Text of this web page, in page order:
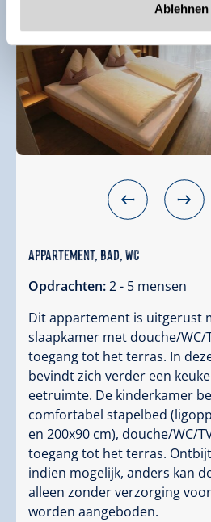
Ablehnen
Appartement, bad, WC
Opdrachten:2 - 5 mensen
Dit appartement is uitgerust
slaapkamer met douche/WC/
toegang tot het terras. In
bevindt zich verder een
eetruimte. De kinderkamer
comfortabel stapelbed
en 200x90 cm), douche/WC/
toegang tot het terras.
indien mogelijk, anders kan
alleen zonder verzorging
worden aangeboden.